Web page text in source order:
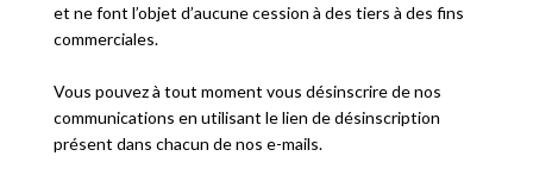
et ne font l’objet d’aucune cession à des tiers à des fins
commerciales.
Vous pouvez à tout moment vous désinscrire de nos
communications en utilisant le lien de désinscription
présent dans chacun de nos e-mails.